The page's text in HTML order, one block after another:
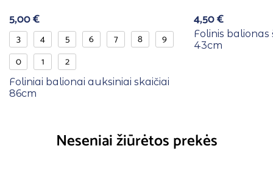
5,00€
3 4 5 6 7 8
9
0
1 2
Foliniai balionai auksiniai skaičiai
86cm
4,50€
Folinis balionas
43cm
Neseniai žiūrėtos prekės